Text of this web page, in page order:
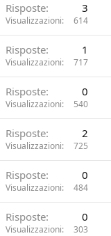
Risposte 3
Visualizzazioni 614
Risposte 1
Visualizzazioni 717
Risposte 0
Visualizzazioni 540
Risposte 2
Visualizzazioni 725
Risposte 0
Visualizzazioni 484
Risposte 0
Visualizzazioni 303